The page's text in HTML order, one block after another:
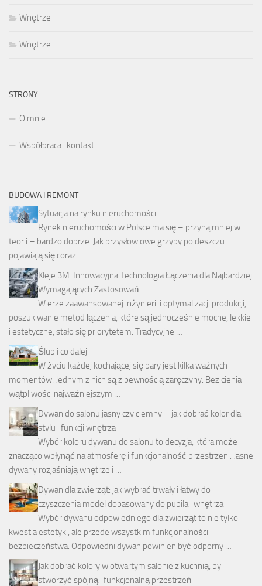
Wnętrze
Wnętrze
STRONY
O mnie
Współpraca i kontakt
BUDOWA I REMONT
Sytuacja na rynku nieruchomości
Rynek nieruchomości w Polsce ma się – przynajmniej w
teorii – bardzo dobrze. Jak przysłowiowe grzyby po deszczu
pojawiają się coraz …
Kleje 3M: Innowacyjna Technologia Łączenia dla Najbardziej
Wymagających Zastosowań
W erze zaawansowanej inżynierii i optymalizacji produkcji,
poszukiwanie metod łączenia, które są jednocześnie mocne, lekkie
i estetyczne, stało się priorytetem. Tradycyjne …
Ślub i co dalej
W życiu każdej kochającej się pary jest kilka ważnych
momentów. Jednym z nich są z pewnością zaręczyny. Bez cienia
wątpliwości najważniejszym …
Dywan do salonu jasny czy ciemny – jak dobrać kolor dla
stylu i funkcji wnętrza
Wybór koloru dywanu do salonu to decyzja, która może
znacząco wpłynąć na atmosferę i funkcjonalność przestrzeni. Jasne
dywany rozjaśniają wnętrze i …
Dywan dla zwierząt: jak wybrać trwały i łatwy do
czyszczenia model dopasowany do pupila i wnętrza
Wybór dywanu odpowiedniego dla zwierząt to nie tylko
kwestia estetyki, ale przede wszystkim funkcjonalności i
bezpieczeństwa. Odpowiedni dywan powinien być odporny …
Jak dobrać kolory w otwartym salonie z kuchnią, by
stworzyć spójną i funkcjonalną przestrzeń